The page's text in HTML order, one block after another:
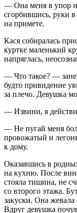
— Она меня в упор
сгорбившись, руки
на примете.
Кася собиралась
куртке маленький
напряглась,
— Что такое? —
будто привидение
за плечо. Девушка
— Извини, я
— Не пугай меня
провожатый и
к дому.
Оказавшись в
на кухню. После
стояла тишина, не
со второго этажа.
закуски. Она
Вдруг девушка